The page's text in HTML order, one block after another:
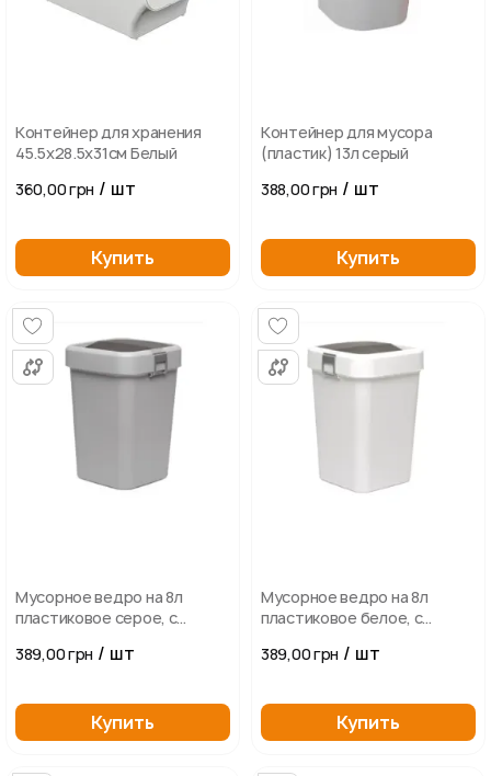
Контейнер для хранения
45.5х28.5х31см Белый
360,00 грн / шт
Купить
Контейнер для мусора
(пластик) 13л серый
388,00 грн / шт
Купить
Мусорное ведро на 8л
пластиковое серое, с
22,5*22,5*30см
389,00 грн / шт
Купить
Мусорное ведро на 8л
пластиковое белое, с
22,5*22,5*30см
389,00 грн / шт
Купить